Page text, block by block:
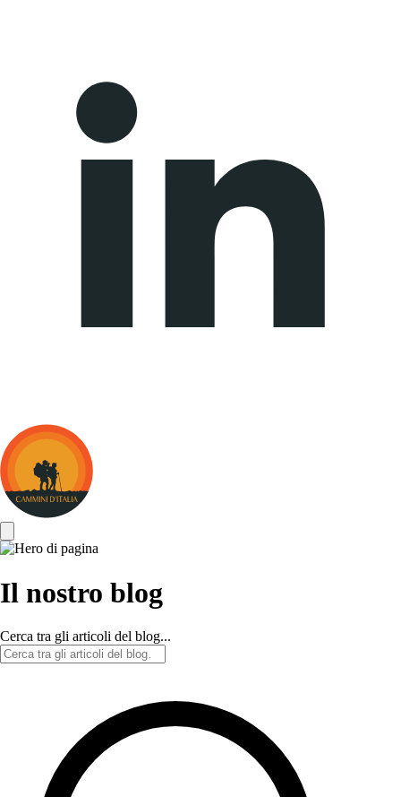
Cammini
d&#039;Italia
Il nostro blog
Cerca tra gli articoli del blog...